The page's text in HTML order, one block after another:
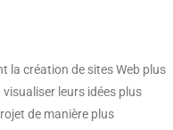
la création de sites Web plus
leurs idées plus
de manière plus